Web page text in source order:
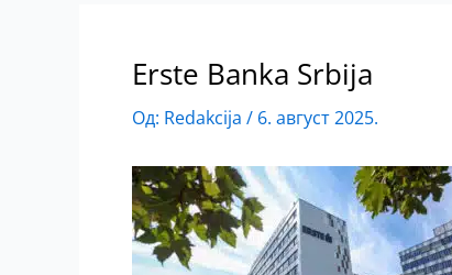
Erste Banka Srbija
Од: Redakcija / 6. август 2025.